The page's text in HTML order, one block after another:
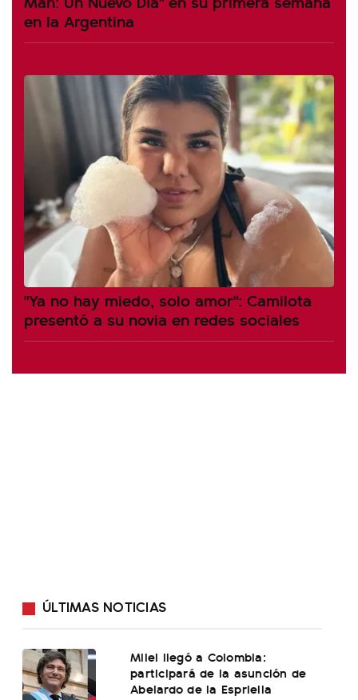
en la Argentina
"Ya no hay miedo, solo amor": Camilota
presentó a su novia en redes sociales
ÚLTIMAS NOTICIAS
Milei llegó a Colombia:
participará de la asunción de
Abelardo de la Espriella